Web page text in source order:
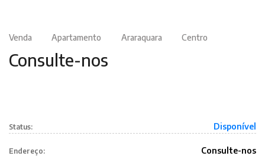
Venda Apartamento Araraquara Centro
Consulte-nos
Status: Disponível
Endereço: Consulte-nos